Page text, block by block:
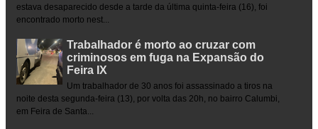
estava desaparecido desde a tarde da última quinta-feira (16), foi
encontrado morto nest...
Trabalhador é morto ao cruzar com
criminosos em fuga na Expansão do
Feira IX
Um trabalhador de 30 anos foi assassinado a tiros na
noite desta segunda-feira (13), por volta das 20h, no bairro Calumbi,
em Feira de Santa...